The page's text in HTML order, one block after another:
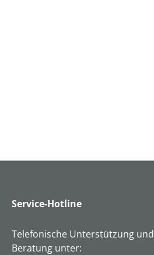
Service-Hotline
Telefonische Unterstützung und
Beratung unter: